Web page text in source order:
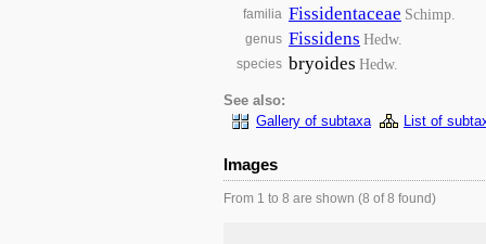
familia Fissidentaceae Schimp.
genus Fissidens Hedw.
species bryoides Hedw.
See also:
Gallery of subtaxa
List of
Images
From 1 to 8 are shown (8 of 8 found)